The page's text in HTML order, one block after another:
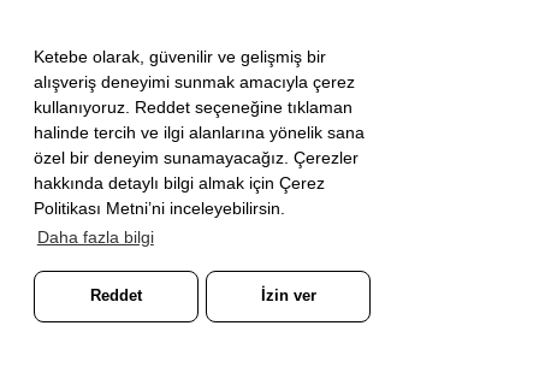
Ketebe olarak, güvenilir ve gelişmiş bir
alışveriş deneyimi sunmak amacıyla çerez
kullanıyoruz. Reddet seçeneğine tıklaman
halinde tercih ve ilgi alanlarına yönelik sana
özel bir deneyim sunamayacağız. Çerezler
hakkında detaylı bilgi almak için Çerez
Politikası Metni’ni inceleyebilirsin.
Daha fazla bilgi
Reddet İzin ver